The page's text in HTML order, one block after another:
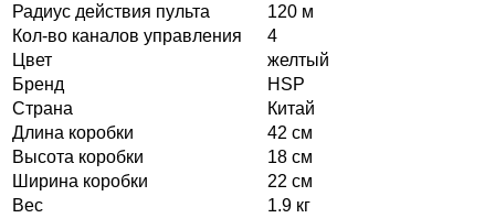
Радиус действия пульта
120 м
Кол-во каналов управления
4
Цвет
желтый
Бренд
HSP
Страна
Китай
Длина коробки
42 см
Высота коробки
18 см
Ширина коробки
22 см
Вес
1.9 кг